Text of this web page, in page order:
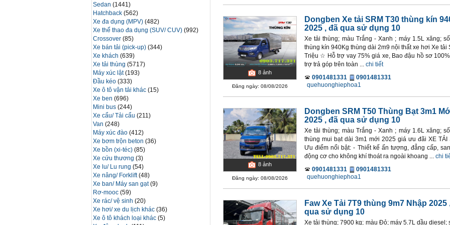
Sedan(1441)
Hatchback(562)
Xe đa dụng (MPV)(482)
Xe thể thao đa dụng (SUV/ CUV)(992)
Crossover(85)
Xe bán tải (pick-up)(344)
Xe khách(639)
Xe tải thùng(5717)
Máy xúc lật(193)
Đầu kéo(333)
Xe ô tô vận tải khác(15)
Xe ben(696)
Mini bus(244)
Xe cẩu/ Tải cẩu(211)
Van(248)
Máy xúc đào(412)
Xe bơm trộn beton(36)
Xe bồn (xi-téc)(85)
Xe cứu thương(3)
Xe lu/ Lu rung(54)
Xe nâng/ Forklift(48)
Xe ban/ Máy san gạt(9)
Rơ-mooc(59)
Xe rác/ vệ sinh(20)
Xe hơi/ xe du lịch khác(36)
Xe ô tô khách loại khác(5)
8 ảnh
Đăng ngày: 08/08/2026
Dongben Xe tải SRM T30 thùng kín
2025 , đã qua sử dụng 10
Xe tải thùng; màu Trắng - Xanh ; máy 1.5L xăng;
thùng kín 940Kg thùng dài 2m9 nội thất xe hơi Xe
Triệu ☆ Hỗ trợ vay 75% giá xe, Bao đậu hồ sơ
trợ trả góp trên toàn ... chi tiết
0901481331
0901481331
quehuonghiephoa1
8 ảnh
Đăng ngày: 08/08/2026
Dongben SRM T50 Thùng Bạt 3m1
2025 , đã qua sử dụng 10
Xe tải thùng; màu Trắng - Xanh ; máy 1.6L xăng;
thùng mui bạt dài 3m1 mới 2025 giá ưu đãi XE TẢI
Ưu điểm nổi bật: - Thiết kế ấn tượng, đẳng cấp,
động cơ cho không khí thoát ra ngoài khoang ... chi
0901481331
0901481331
quehuonghiephoa1
Faw Xe Tải 7T9 thùng 9m7 Nhập 2025
qua sử dụng 10
Xe tải thùng; 7900 kg; màu Đỏ; máy 5.7L dầu